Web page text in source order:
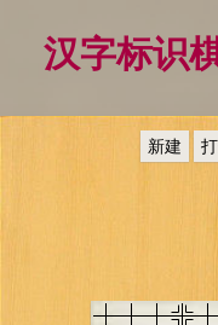
汉字标识
新建